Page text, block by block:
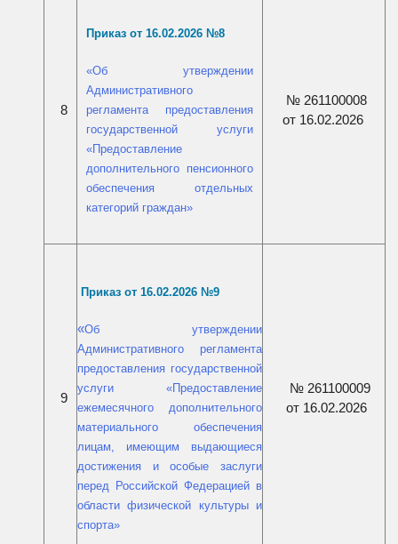
8
Приказ от 16.02.2026 №8
«Об утверждении
Административного
регламента предоставления
государственной услуги
«Предоставление
дополнительного пенсионного
обеспечения отдельных
категорий граждан»
№ 261100008
от 16.02.2026
9
Приказ от 16.02.2026 №9
«Об утверждении
Административного регламента
предоставления государственной
услуги «Предоставление
ежемесячного дополнительного
материального обеспечения
лицам, имеющим выдающиеся
достижения и особые заслуги
перед Российской Федерацией в
области физической культуры и
спорта»
№ 261100009
от 16.02.2026